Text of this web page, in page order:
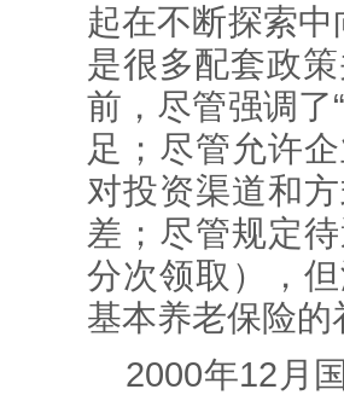
起在不断探索中
是很多配套政
前，尽管强调了
足；尽管允许
对投资渠道和
差；尽管规定
分次领取），
基本养老保险的
2000年12月